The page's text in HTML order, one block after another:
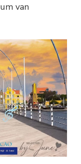
van